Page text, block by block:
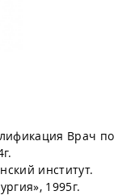
Врач по
институт.
1995г.